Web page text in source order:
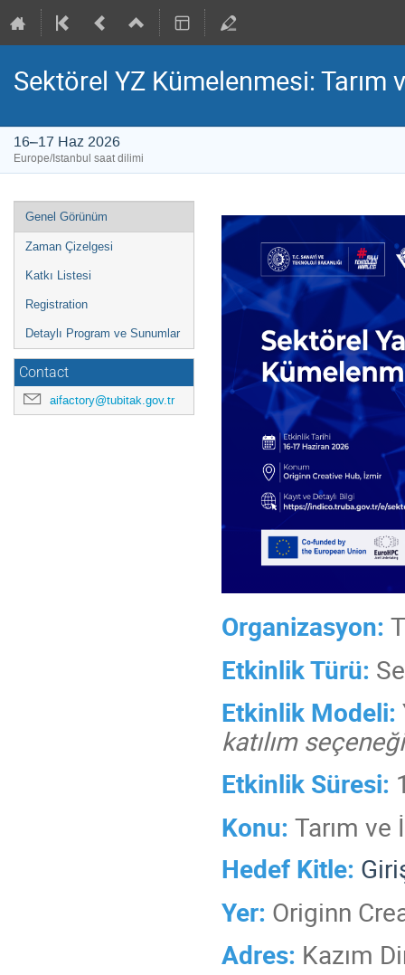
Sektörel YZ Kümelenmesi: Tarım
16–17 Haz 2026
Europe/Istanbul saat dilimi
Event
menu
Genel Görünüm
Zaman Çizelgesi
Katkı Listesi
Registration
Detaylı Program ve Sunumlar
Contact
aifactory@tubitak.gov.tr
Organizasyon:
Etkinlik Türü:
Etkinlik Modeli:
katılım
Etkinlik Süresi:
Konu: Tarım ve
Hedef Kitle:
Yer: Originn
Adres: Kazım